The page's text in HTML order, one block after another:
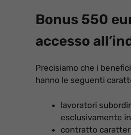
Bonus 550
accesso
Precisiamo che i
hanno le seguenti
lavoratori
esclusivamente
contratto